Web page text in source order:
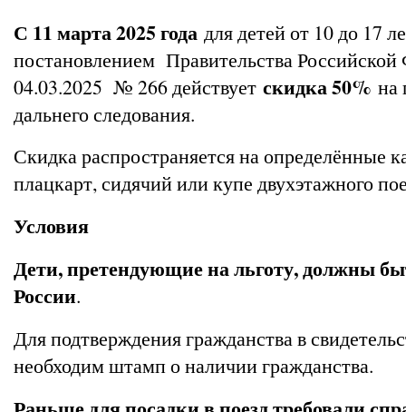
С 11 марта 2025 года для детей от 10 до 17
постановлением Правительства Российской
04.03.2025 № 266 действует скидка 50% на
дальнего следования.
Скидка распространяется на определённые
плацкарт, сидячий или купе двухэтажного
Условия
Дети, претендующие на льготу, должны
России.
Для подтверждения гражданства в
необходим штамп о наличии гражданства.